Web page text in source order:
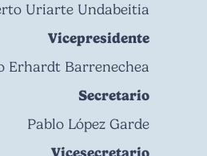
Uriarte Undabeitia
Vicepresidente
Erhardt Barrenechea
Secretario
Pablo López Garde